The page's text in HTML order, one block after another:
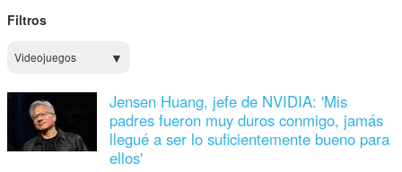
Filtros
Videojuegos
Jensen Huang, jefe de NVIDIA: 'Mis
padres fueron muy duros conmigo, jamás
llegué a ser lo suficientemente bueno para
ellos'